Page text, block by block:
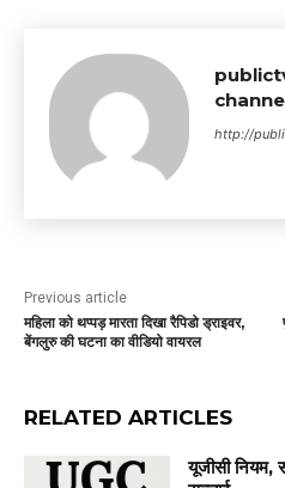
http://
Previous article
महिला को थप्पड़ मारता दिखा रैपिडो ड्राइवर,
बेंगलुरु की घटना का वीडियो वायरल
RELATED ARTICLES
यूजीसी नियम,